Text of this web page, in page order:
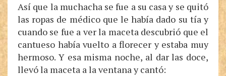
Así que la muchacha se fue a su casa y se quitó
las ropas de médico que le había dado su tía y
cuando se fue a ver la maceta descubrió que el
cantueso había vuelto a florecer y estaba muy
hermoso. Y esa misma noche, al dar las doce,
llevó la maceta a la ventana y cantó: